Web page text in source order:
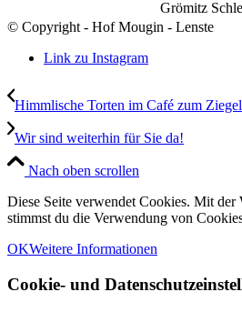
Grömitz
© Copyright - Hof Mougin - Lenste
Link zu Instagram
Himmlische Torten im Café zum
Wir sind weiterhin für Sie da!
Nach oben scrollen
Diese Seite verwendet Cookies. Mit der
stimmst du die Verwendung von
OKWeitere Informationen
Cookie- und